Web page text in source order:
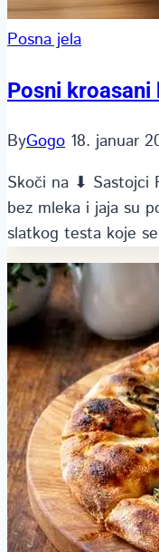
Posna jela
Posni kroasani
ByGogo 18. januar
Skoči na ⬇ Sastojci
bez mleka i jaja su
slatkog testa koje